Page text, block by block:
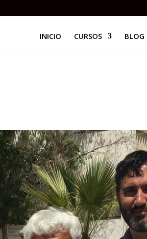
INICIO CURSOS BLOG